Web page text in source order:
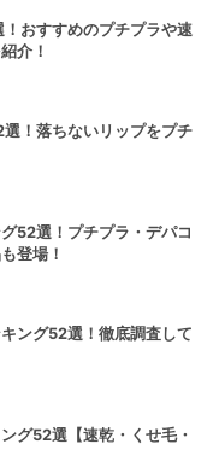
おすすめのプチプラや速
介！
！落ちないリップをプチ
52選！プチプラ・デパコ
登場！
ング52選！徹底調査して
グ52選【速乾・くせ毛・